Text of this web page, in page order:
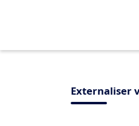
Externaliser